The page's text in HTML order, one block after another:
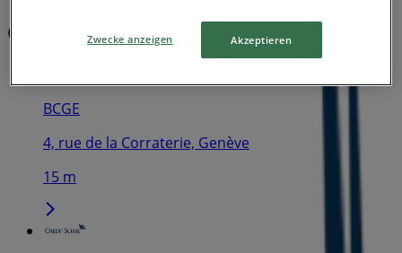
Geschäfte in der Nähe
BCGE
4, rue de la Corraterie, Genève
15 m
Zwecke anzeigen Akzeptieren